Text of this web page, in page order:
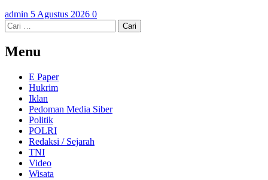
admin 5 Agustus 2026 0
Cari
untuk:
Menu
E Paper
Hukrim
Iklan
Pedoman Media Siber
Politik
POLRI
Redaksi / Sejarah
TNI
Video
Wisata